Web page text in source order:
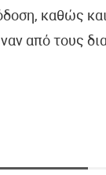
καθώς
από τους